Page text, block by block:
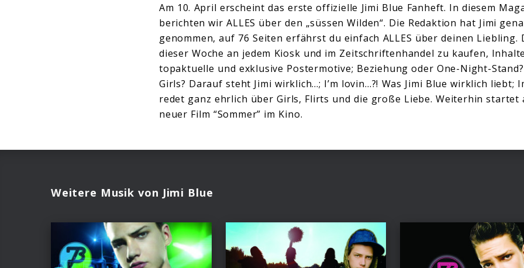
Am 10. April erscheint das erste offizielle Jimi Blue Fanheft. In diesem
berichten wir ALLES über den „süssen Wilden“. Die Redaktion hat Jimi
genommen, auf 76 Seiten erfährst du einfach ALLES über deinen Liebling.
dieser Woche an jedem Kiosk und im Zeitschriftenhandel zu kaufen,
topaktuelle und exklusive Postermotive; Beziehung oder One-Night-
Girls? Darauf steht Jimi wirklich…; I’m lovin…?! Was Jimi Blue wirklich liebt;
redet ganz ehrlich über Girls, Flirts und die große Liebe. Weiterhin startet
neuer Film “Sommer” im Kino.
Weitere Musik von Jimi Blue